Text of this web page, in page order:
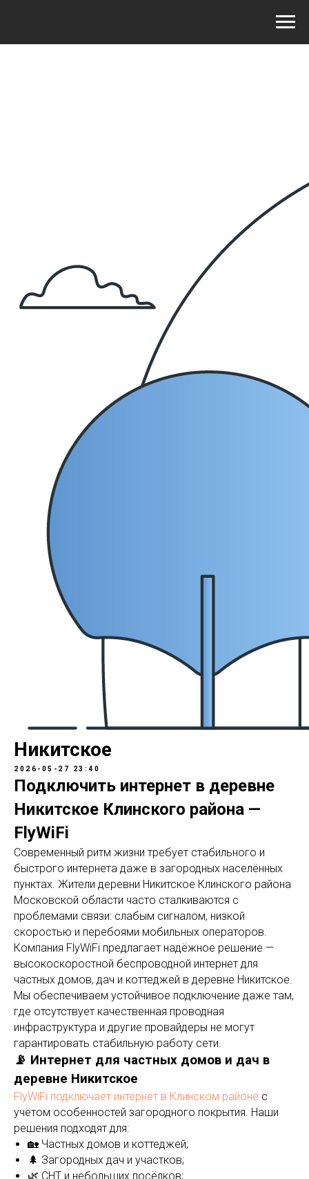
Никитское
2026-05-27 23:40
Подключить интернет в деревне
Никитское Клинского района —
FlyWiFi
Современный ритм жизни требует стабильного и
быстрого интернета даже в загородных населённых
пунктах. Жители деревни Никитское Клинского района
Московской области часто сталкиваются с
проблемами связи: слабым сигналом, низкой
скоростью и перебоями мобильных операторов.
Компания FlyWiFi предлагает надёжное решение —
высокоскоростной беспроводной интернет для
частных домов, дач и коттеджей в деревне Никитское.
Мы обеспечиваем устойчивое подключение даже там,
где отсутствует качественная проводная
инфраструктура и другие провайдеры не могут
гарантировать стабильную работу сети.
📡 Интернет для частных домов и дач в
деревне Никитское
FlyWiFi подключает интернет в Клинском районе с
учётом особенностей загородного покрытия. Наши
решения подходят для:
🏡 Частных домов и коттеджей;
🌲 Загородных дач и участков;
🌿 СНТ и небольших посёлков;